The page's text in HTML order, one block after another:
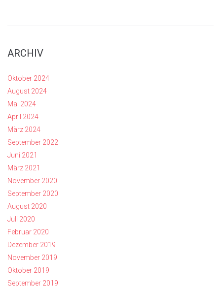
ARCHIV
Oktober 2024
August 2024
Mai 2024
April 2024
März 2024
September 2022
Juni 2021
März 2021
November 2020
September 2020
August 2020
Juli 2020
Februar 2020
Dezember 2019
November 2019
Oktober 2019
September 2019